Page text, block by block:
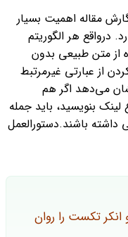
مقاله اهمیت بسیار
درواقع هر الگوریتم
از متن‌ طبیعی بدون
از عبارتی غیرمرتبط
می‌دهد اگر هم
بنویسید، باید جمله
داشته باشند.دستورالعمل
تکست را روان